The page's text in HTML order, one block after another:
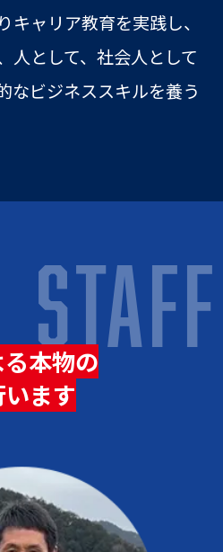
キャリア教育を実践し、
人として、社会人として
なビジネススキルを養う
STAFF
本物の
ます